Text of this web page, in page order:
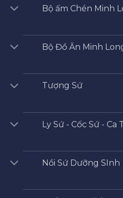
Bộ ấm Chén Minh
Bộ Đồ Ăn Minh
Tượng Sứ
Ly Sứ - Cốc Sứ - Ca
Nồi Sứ Dưỡng SInh